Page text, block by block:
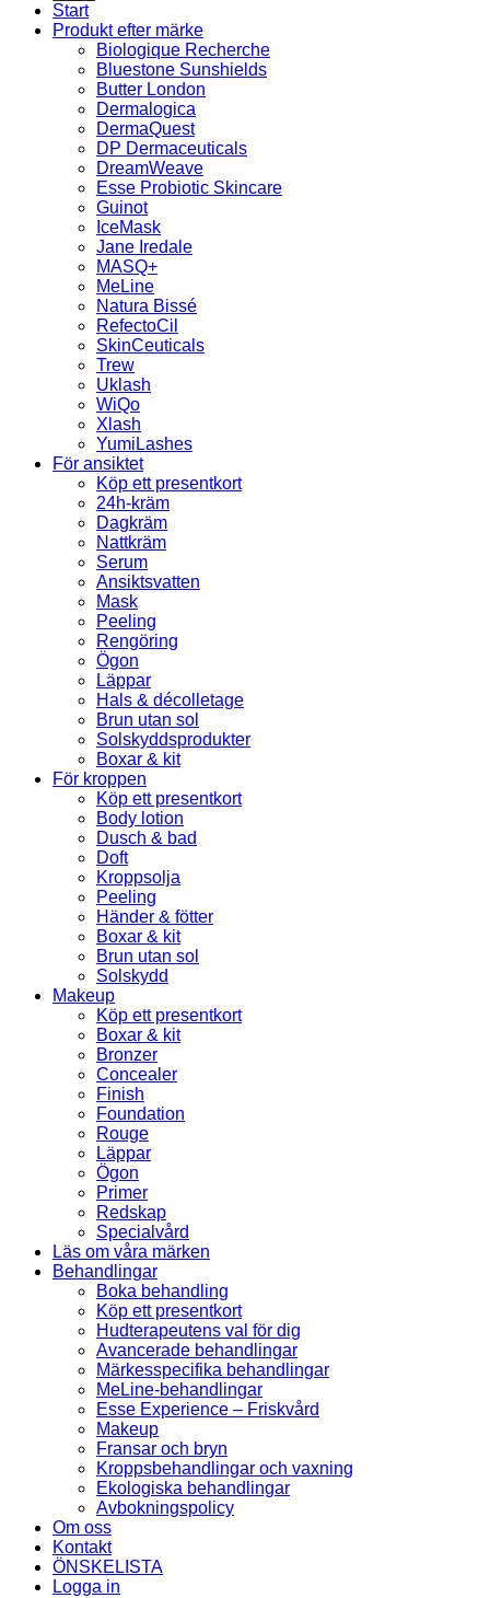
Start
Produkt efter märke
Biologique Recherche
Bluestone Sunshields
Butter London
Dermalogica
DermaQuest
DP Dermaceuticals
DreamWeave
Esse Probiotic Skincare
Guinot
IceMask
Jane Iredale
MASQ+
MeLine
Natura Bissé
RefectoCil
SkinCeuticals
Trew
Uklash
WiQo
Xlash
YumiLashes
För ansiktet
Köp ett presentkort
24h-kräm
Dagkräm
Nattkräm
Serum
Ansiktsvatten
Mask
Peeling
Rengöring
Ögon
Läppar
Hals & décolletage
Brun utan sol
Solskyddsprodukter
Boxar & kit
För kroppen
Köp ett presentkort
Body lotion
Dusch & bad
Doft
Kroppsolja
Peeling
Händer & fötter
Boxar & kit
Brun utan sol
Solskydd
Makeup
Köp ett presentkort
Boxar & kit
Bronzer
Concealer
Finish
Foundation
Rouge
Läppar
Ögon
Primer
Redskap
Specialvård
Läs om våra märken
Behandlingar
Boka behandling
Köp ett presentkort
Hudterapeutens val för dig
Avancerade behandlingar
Märkesspecifika behandlingar
MeLine-behandlingar
Esse Experience – Friskvård
Makeup
Fransar och bryn
Kroppsbehandlingar och vaxning
Ekologiska behandlingar
Avbokningspolicy
Om oss
Kontakt
ÖNSKELISTA
Logga in